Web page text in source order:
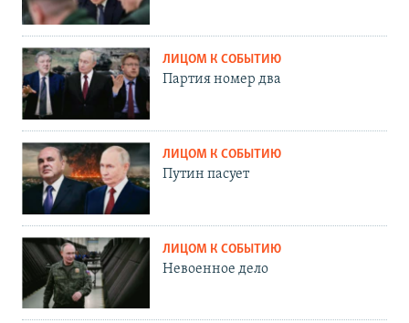
ЛИЦОМ К СОБЫТИЮ
Партия номер два
ЛИЦОМ К СОБЫТИЮ
Путин пасует
ЛИЦОМ К СОБЫТИЮ
Невоенное дело